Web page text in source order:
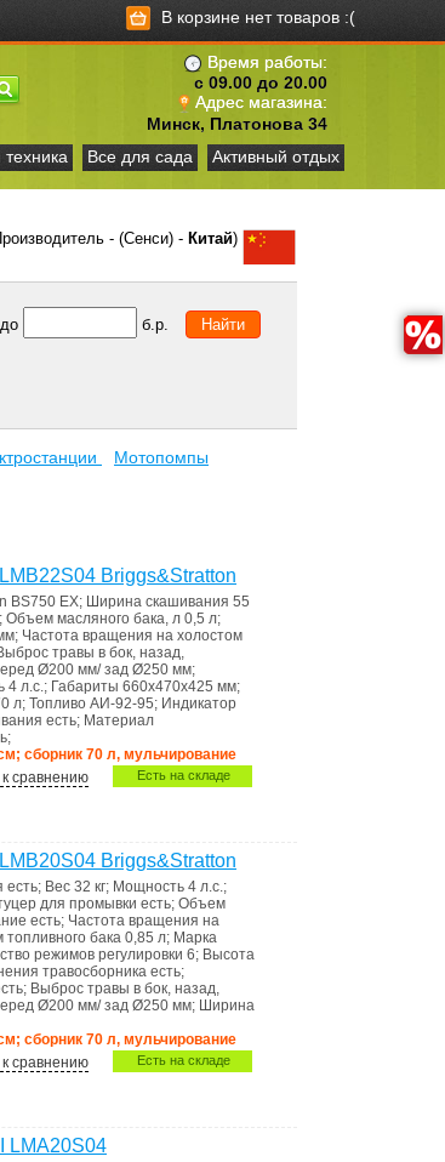
В корзине нет товаров :(
Время работы:
с 09.00 до 20.00
Адрес магазина:
Минск, Платонова 34
Все для сада Активный отдых
- (Сенси) - Китай)
до б.р.
Мотопомпы
Briggs&Stratton
BS750 EX; Ширина скашивания 55
; Объем масляного бака, л 0,5 л;
; Частота вращения на холостом
травы в бок, назад,
Ø200 мм/ зад Ø250 мм;
4 л.с.; Габариты 660x470x425 мм;
л; Топливо АИ-92-95; Индикатоp
есть; Материал
;
сборник 70 л, мульчирование
Есть на складе
сравнению
Briggs&Stratton
есть; Вес 32 кг; Мощность 4 л.с.;
для промывки есть; Объем
есть; Частота вращения на
бака 0,85 л; Марка
режимов регулировки 6; Высота
травoсборника есть;
; Выброс травы в бок, назад,
Ø200 мм/ зад Ø250 мм; Ширина
сборник 70 л, мульчирование
Есть на складе
сравнению
LMA20S04